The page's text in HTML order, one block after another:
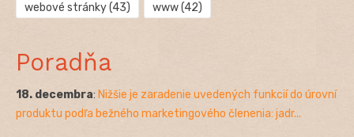
webové stránky(43) www(42)
Poradňa
18. decembra: Nižšie je zaradenie uvedených funkcií do úrovní
produktu podľa bežného marketingového členenia: jadr...